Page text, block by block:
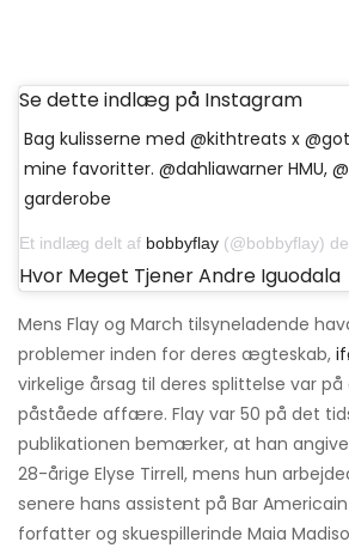
Se dette indlæg på Instagram
Bag kulisserne med @kithtreats x
mine favoritter. @dahliawarner HMU,
garderobe
Et indlæg delt af bobbyflay (@bobbyflay) den 15.
Hvor Meget Tjener Andre Iguodala
Mens Flay og March tilsyneladende
problemer inden for deres ægteskab,
virkelige årsag til deres splittelse var på
påståede affære. Flay var 50 på det
publikationen bemærker, at han
28-årige Elyse Tirrell, mens hun
senere hans assistent på Bar
forfatter og skuespillerinde Maia